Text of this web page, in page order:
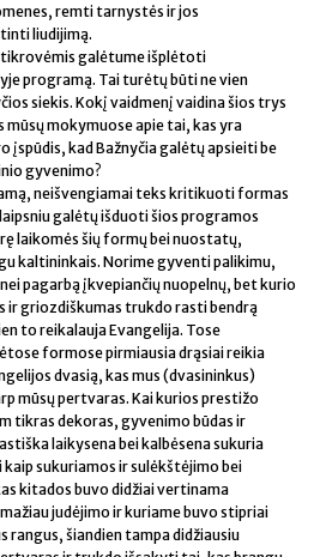
remti tarnystės ir jos
liudijimą.
tikrovėmis galėtume išplėtoti
programą. Tai turėtų būti ne vien
siekis. Kokį vaidmenį vaidina šios trys
mokymuose apie tai, kas yra
įspūdis, kad Bažnyčia galėtų apsieiti be
gyvenimo?
neišvengiamai teks kritikuoti formas
galėtų išduoti šios programos
laikomės šių formų bei nuostatų,
kaltininkais. Norime gyventi palikimu,
pagarbą įkvepiančių nuopelnų, bet kurio
ir griozdiškumas trukdo rasti bendrą
to reikalauja Evangelija. Tose
formose pirmiausia drąsiai reikia
dvasią, kas mus (dvasininkus)
mūsų pertvaras. Kai kurios prestižo
tikras dekoras, gyvenimo būdas ir
laikysena bei kalbėsena sukuria
sukuriamos ir sulėkštėjimo bei
kitados buvo didžiai vertinama
judėjimo ir kuriame buvo stipriai
šiandien tampa didžiausiu